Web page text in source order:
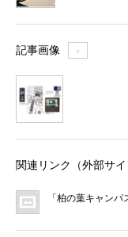
記事画像 ＋
関連リンク（外部サイ
「柏の葉キャン